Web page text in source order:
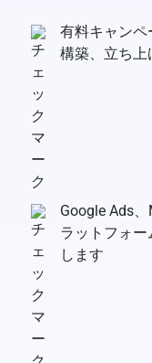
有料キャンペ
構築、立ち上
Google Ads
ラットフォ
します